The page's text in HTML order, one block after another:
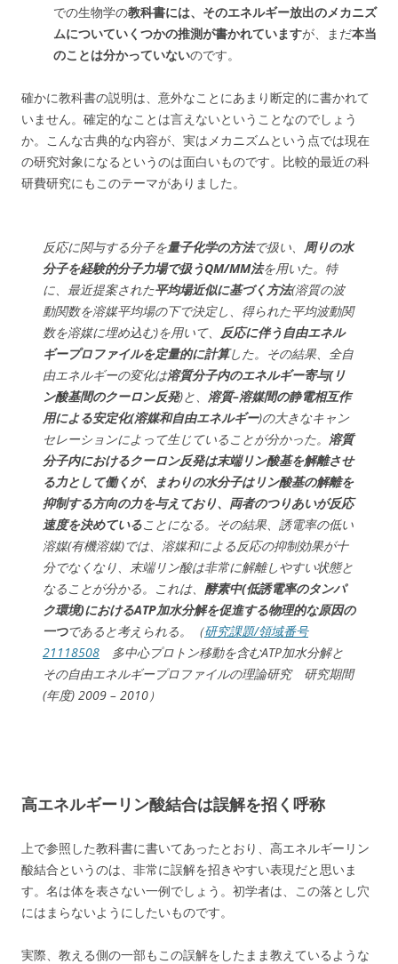
での生物学の教科書には、そのエネルギー放出のメカニズ
ムについていくつかの推測が書かれていますが、まだ本当
のことは分かっていないのです。
確かに教科書の説明は、意外なことにあまり断定的に書かれて
いません。確定的なことは言えないということなのでしょう
か。こんな古典的な内容が、実はメカニズムという点では現在
の研究対象になるというのは面白いものです。比較的最近の科
研費研究にもこのテーマがありました。
反応に関与する分子を量子化学の方法で扱い、 周りの水
分子を経験的分子力場で扱うQM/MM法を用いた。特
に、最近提案された平均場近似に基づく方法(溶質の波
動関数を溶媒平均場の下で決定し、得られた平均波動関
数を溶媒に埋め込む)を用いて、 反応に伴う自由エネル
ギープロファイルを定量的に計算した。その結果、全自
由エネルギーの変化は溶質分子内のエネルギー寄与(リ
ン酸基間のクーロン反発)と、 溶質–溶媒間の静電相互作
用による安定化(溶媒和自由エネルギー)の大きなキャン
セレーションによって生じていることが分かった。 溶質
分子内におけるクーロン反発は末端リン酸基を解離させ
る力として働くが、まわりの水分子はリン酸基の解離を
抑制する方向の力を与えており、両者のつりあいが反応
速度を決めていることになる。その結果、誘電率の低い
溶媒(有機溶媒)では、溶媒和による反応の抑制効果が十
分でなくなり、末端リン酸は非常に解離しやすい状態と
なることが分かる。これは、 酵素中(低誘電率のタンパ
ク環境)におけるATP加水分解を促進する物理的な原因の
一つであると考えられる。（研究課題/領域番号
21118508 多中心プロトン移動を含むATP加水分解と
その自由エネルギープロファイルの理論研究 研究期間
(年度) 2009 – 2010）
高エネルギーリン酸結合は誤解を招く呼称
上で参照した教科書に書いてあったとおり、高エネルギーリン
酸結合というのは、非常に誤解を招きやすい表現だと思いま
す。名は体を表さない一例でしょう。初学者は、この落とし穴
にはまらないようにしたいものです。
実際、教える側の一部もこの誤解をしたまま教えているような